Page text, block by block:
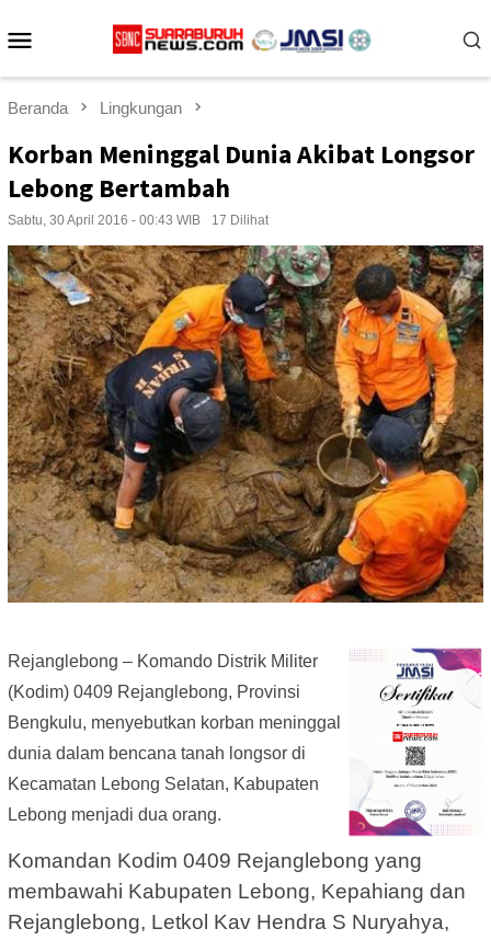
ke
Beranda Lingkungan
Korban Meninggal Dunia Akibat Longsor
Lebong Bertambah
Sabtu, 30 April 2016 - 00:43 WIB 17 Dilihat
Rejanglebong – Komando Distrik Militer
(Kodim) 0409 Rejanglebong, Provinsi
Bengkulu, menyebutkan korban meninggal
dunia dalam bencana tanah longsor di
Kecamatan Lebong Selatan, Kabupaten
Lebong menjadi dua orang.
Komandan Kodim 0409 Rejanglebong yang
membawahi Kabupaten Lebong, Kepahiang dan
Rejanglebong, Letkol Kav Hendra S Nuryahya,